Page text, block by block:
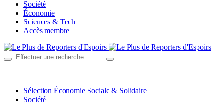
Société
Économie
Sciences & Tech
Accès membre
Sélection Économie Sociale & Solidaire
Société